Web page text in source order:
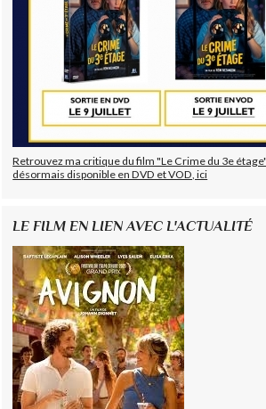
Retrouvez ma critique du film "Le Crime du 3e
désormais disponible en DVD et VOD, ici
LE FILM EN LIEN AVEC L'ACTUALITÉ